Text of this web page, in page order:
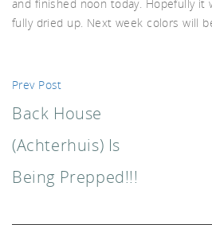
and finished noon today. Hopefully it
fully dried up. Next week colors will
Prev Post
Back House
(achterhuis) Is
Being Prepped!!!